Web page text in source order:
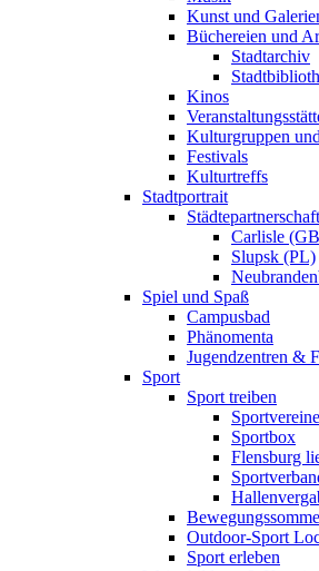
Kunst und
Büchereien und
Stadtarchiv
Kinos
Kulturgruppen
Festivals
Kulturtreffs
Stadtportrait
Carlisle
Slupsk (PL)
Spiel und Spaß
Campusbad
Phänomenta
Jugendzentren &
Sport
Sport treiben
Sportvereine
Sportbox
Flensburg
Outdoor-Sport
Sport erleben